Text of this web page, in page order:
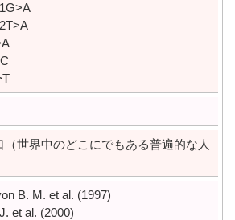
（世界中のどこにでもある普遍的な人
B. M. et al. (1997)
et al. (2000)